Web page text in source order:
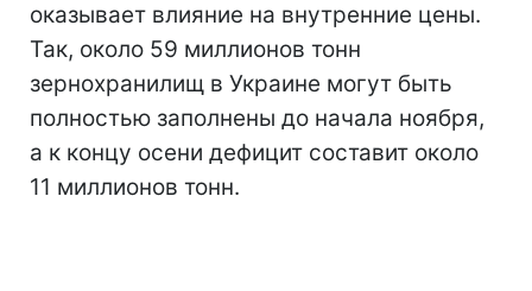
оказывает влияние на внутренние цены.
Так, около 59 миллионов тонн
зернохранилищ в Украине могут быть
полностью заполнены до начала ноября,
а к концу осени дефицит составит около
11 миллионов тонн.